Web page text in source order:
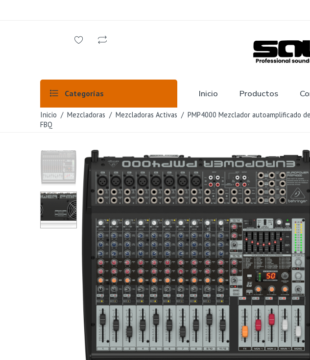
Categorías Inicio Productos
Inicio / Mezcladoras / Mezcladoras Activas / PMP4000 Mezclador autoamplificado
FBQ